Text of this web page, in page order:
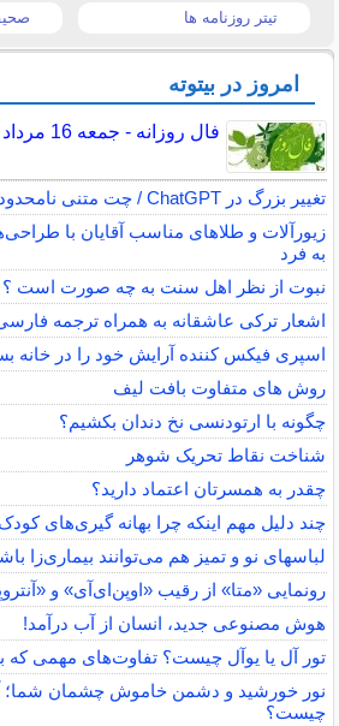
تیتر روزنامه ها
امروز در بیتوته
فال روزانه - جمعه 16 مرداد 1405
تغییر بزرگ در ChatGPT / چت متنی نامحدود و رایگان
زیورآلات و طلاهای مناسب آقایان با
به فرد
نبوت از نظر اهل سنت به چه صورت است ؟
اشعار ترکی عاشقانه به همراه ترجمه
اسپری فیکس کننده آرایش خود را در خانه
روش های متفاوت بافت لیف
چگونه با ارتودنسی نخ دندان بکشیم؟
شناخت نقاط تحریک شوهر
چقدر به همسرتان اعتماد دارید؟
چند دلیل مهم اینکه چرا بهانه گیری‌های
لباس‎های نو و تمیز هم می‌توانند بیماری‌زا باشند!
رونمایی «متا» از رقیب «اوپن‌ای‌آی» و
هوش مصنوعی جدید، انسان از آب درآمد!
تور آل یا یوآل چیست؟ تفاوت‌های مهمی که
نور خورشید و دشمن خاموش چشمان
چیست؟